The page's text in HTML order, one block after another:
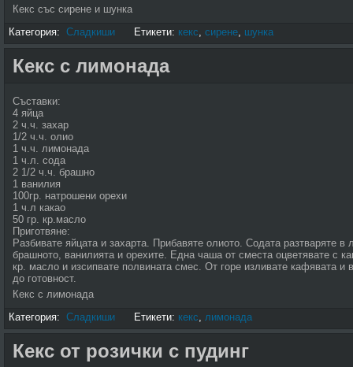
Кекс със сирене и шунка
Категория: Сладкиши Етикети: кекс, сирене, шунка
Кекс с лимонада
Съставки:
4 яйца
2 ч.ч. захар
1/2 ч.ч. олио
1 ч.ч. лимонада
1 ч.л. сода
2 1/2 ч.ч. брашно
1 ванилия
100гр. натрошени орехи
1 ч.л какао
50 гр. кр.масло
Приготвяне:
Разбивате яйцата и захарта. Прибавяте олиото. Содата разтваряте
брашното, ванилията и орехите. Една чаша от сместа оцветявате с
кр. масло и изсипвате полвината смес. От горе изливате кафявата и
до готовност.
Кекс с лимонада
Категория: Сладкиши Етикети: кекс, лимонада
Кекс от розички с пудинг